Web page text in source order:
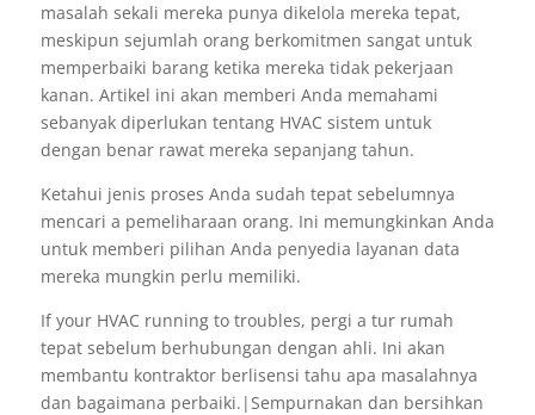
masalah sekali mereka punya dikelola mereka tepat,
meskipun sejumlah orang berkomitmen sangat untuk
memperbaiki barang ketika mereka tidak pekerjaan
kanan. Artikel ini akan memberi Anda memahami
sebanyak diperlukan tentang HVAC sistem untuk
dengan benar rawat mereka sepanjang tahun.
Ketahui jenis proses Anda sudah tepat sebelumnya
mencari a pemeliharaan orang. Ini memungkinkan Anda
untuk memberi pilihan Anda penyedia layanan data
mereka mungkin perlu memiliki.
If your HVAC running to troubles, pergi a tur rumah
tepat sebelum berhubungan dengan ahli. Ini akan
membantu kontraktor berlisensi tahu apa masalahnya
dan bagaimana perbaiki.|Sempurnakan dan bersihkan